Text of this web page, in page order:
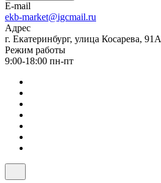
E-mail
ekb-market@igcmail.ru
Адрес
г. Екатеринбург, улица Косарева, 91А
Режим работы
9:00-18:00 пн-пт